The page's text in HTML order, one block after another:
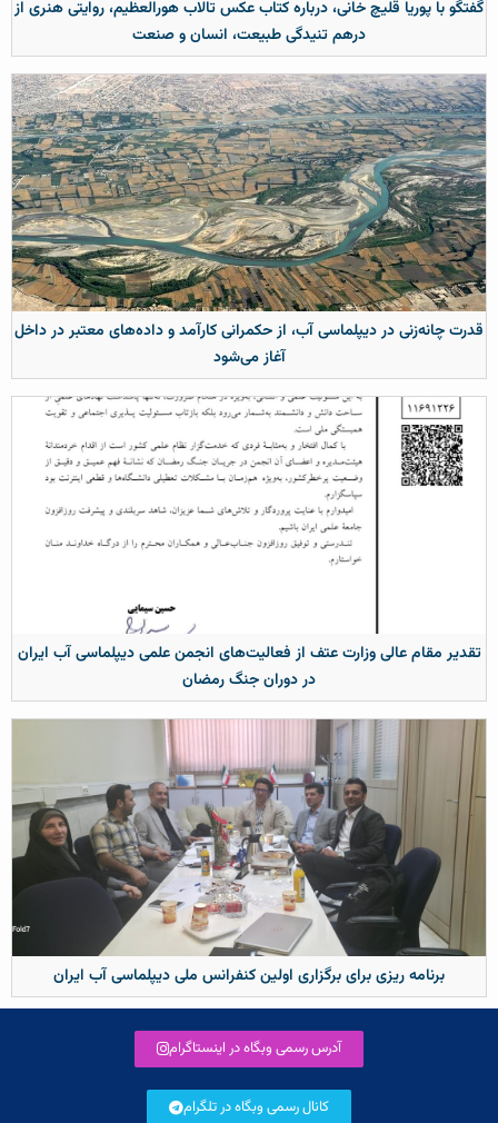
گفتگو با پوریا قلیچ خانی، درباره کتاب عکس تالاب هورالعظیم، روایتی هنری از
درهم تنیدگی طبیعت، انسان و صنعت
قدرت چانه‌زنی در دیپلماسی آب، از حکمرانی کارآمد و داده‌های معتبر در داخل
آغاز می‌شود
تقدیر مقام عالی وزارت عتف از فعالیت‌های انجمن علمی دیپلماسی آب ایران
در دوران جنگ رمضان
برنامه ریزی برای برگزاری اولین کنفرانس ملی دیپلماسی آب ایران
آدرس رسمی وبگاه در اینستاگرام
کانال رسمی وبگاه در تلگرام